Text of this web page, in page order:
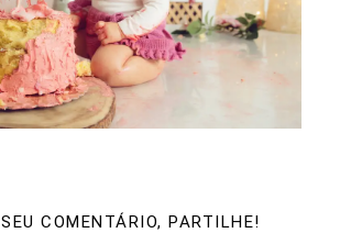
COMENTÁRIO, PARTILHE!